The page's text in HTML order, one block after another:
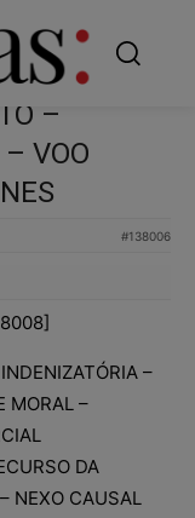
–
VOO
#138006
–
MORAL –
DA
NEXO CAUSAL